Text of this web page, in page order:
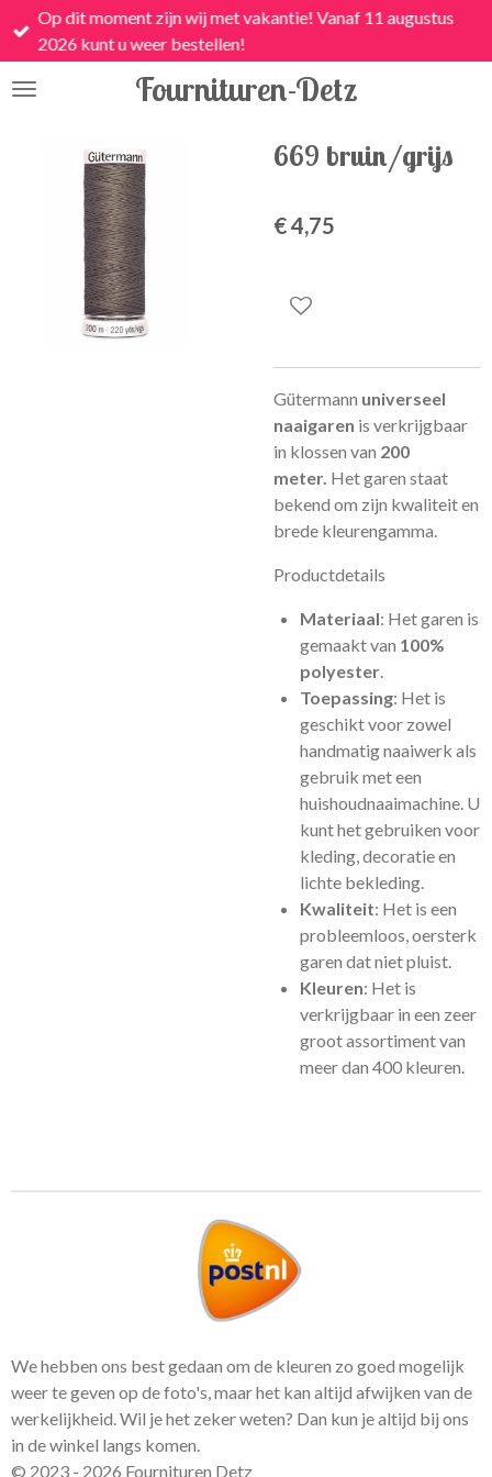
Ga
direct
de
Fournituren-Detz
Op dit moment zijn wij met vakantie! Vanaf 11 augustus
2026 kunt u weer bestellen!
669 bruin/grijs
€ 4,75
Gütermann universeel
naaigaren is verkrijgbaar
in klossen van 200
meter. Het garen staat
bekend om zijn kwaliteit en
brede kleurengamma.
Productdetails
Materiaal: Het garen is
gemaakt van 100%
polyester.
Toepassing: Het is
geschikt voor zowel
handmatig naaiwerk als
gebruik met een
huishoudnaaimachine. U
kunt het gebruiken voor
kleding, decoratie en
lichte bekleding.
Kwaliteit: Het is een
probleemloos, oersterk
garen dat niet pluist.
Kleuren: Het is
verkrijgbaar in een zeer
groot assortiment van
meer dan 400 kleuren.
We hebben ons best gedaan om de kleuren zo goed mogelijk
weer te geven op de foto's, maar het kan altijd afwijken van de
werkelijkheid. Wil je het zeker weten? Dan kun je altijd bij ons
in de winkel langs komen.
© 2023 - 2026 Fournituren Detz